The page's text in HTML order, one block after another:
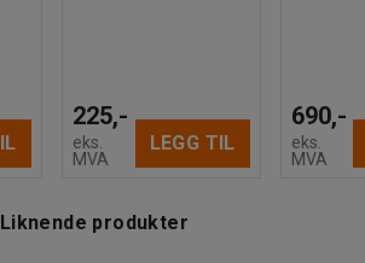
225,-
eks.
MVA
LEGG TIL
690,-
eks.
MVA
Liknende produkter